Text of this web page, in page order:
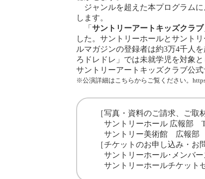
ジャンルを超えた本プログラムに
します。
「 サントリーアートキッズクラブ
した。サントリーホールとサント
ルマガジンの登録者は約3万4千人
ろドレドレ」では未就学児を対象
サントリーアートキッズクラブ公式
※公演詳細はこちらからご覧ください。
［写真・資料のご請求、ご取
サントリーホール 広報部
サントリー美術館 広報部
［チケットのお申し込み・お
サントリーホール･メンバ
サントリーホールチケット